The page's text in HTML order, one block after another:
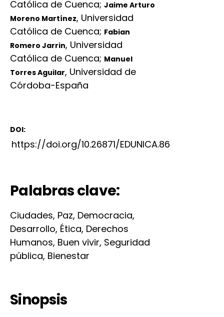
Católica de Cuenca; Jaime Arturo
Moreno Martínez, Universidad
Católica de Cuenca; Fabian
Romero Jarrin, Universidad
Católica de Cuenca; Manuel
Torres Aguilar, Universidad de
Córdoba-España
DOI:
https://doi.org/10.26871/EDUNICA.86
Palabras clave:
Ciudades, Paz, Democracia,
Desarrollo, Ética, Derechos
Humanos, Buen vivir, Seguridad
pública, Bienestar
Sinopsis